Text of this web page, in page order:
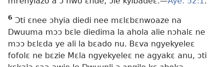
6 Ɔti ɛnee ɔhyia diedi nee mɛlɛbɛnwoaze na
Dwuuma mɔɔ bɛle diedima la ahola alie nɔhalɛ ne
mɔɔ bɛlɛda ye ali la bɛado nu. Bɛva ngyekyeleɛ
fofolɛ ne bɛzie Mɛla ngyekyeleɛ ne agyakɛ anu, ɔti